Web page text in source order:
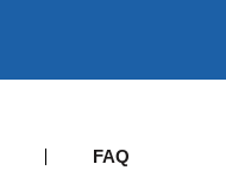
FAQ